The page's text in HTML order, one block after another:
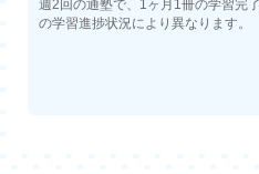
週2回の通塾で、1ヶ月1冊の学習完
の学習進捗状況により異なります。